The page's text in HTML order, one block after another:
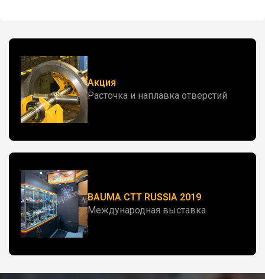
Акция
Расточка и наплавка отверстий
BAUMA CTT RUSSIA 2019
Международная выставка